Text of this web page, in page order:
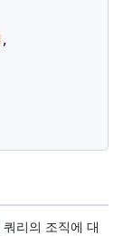
,
쿼리의 조직에 대